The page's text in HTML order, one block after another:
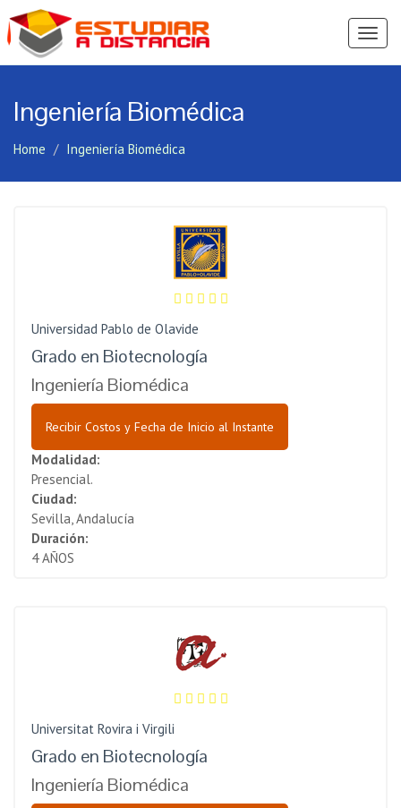
Ver
Ingeniería Biomédica
Home Ingeniería Biomédica
Universidad Pablo de Olavide
Grado en Biotecnología
Ingeniería Biomédica
Recibir Costos y Fecha de Inicio al Instante
Modalidad:
Presencial.
Ciudad:
Sevilla, Andalucía
Duración:
4 AÑOS
Universitat Rovira i Virgili
Grado en Biotecnología
Ingeniería Biomédica